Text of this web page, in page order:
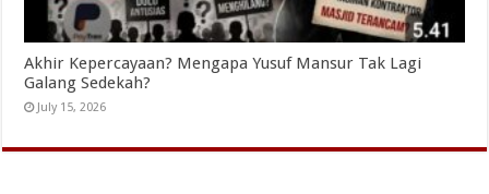
Akhir Kepercayaan? Mengapa Yusuf Mansur Tak Lagi
Galang Sedekah?
July 15, 2026